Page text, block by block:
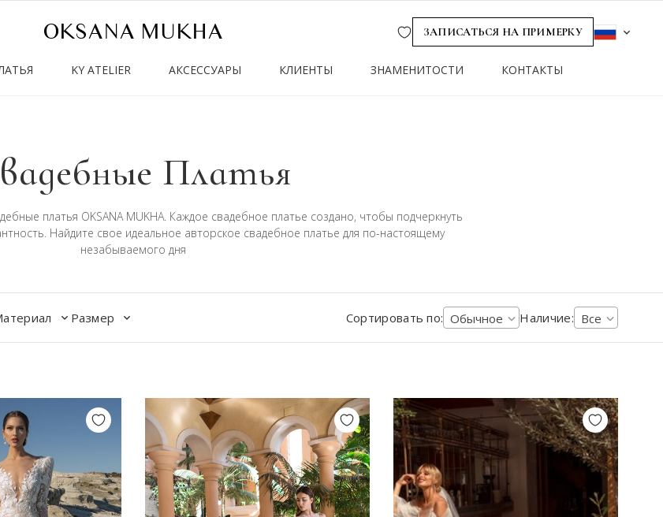
OKSANA MUKHA WishlistЗАПИСАТЬСЯ НА ПРИМЕРКУ
KY ATELIER АКСЕССУАРЫ КЛИЕНТЫ ЗНАМЕНИТОСТИ КОНТАКТЫ
Платья
платья OKSANA MUKHA. Каждое свадебное платье создано, чтобы подчеркнуть
Найдите свое идеальное авторское свадебное платье для по-настоящему
незабываемого дня
Размер Сортировать по: Обычное Наличие: Все